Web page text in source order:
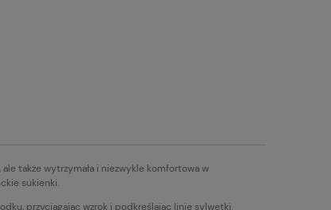
także wytrzymała i niezwykle komfortowa w
sukienki.
przyciągając wzrok i podkreślając linię sylwetki.